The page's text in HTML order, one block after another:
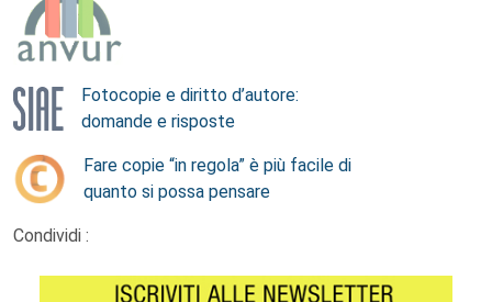
Fotocopie e diritto d’autore:
domande e risposte
Fare copie “in regola” è più facile di
quanto si possa pensare
Condividi :